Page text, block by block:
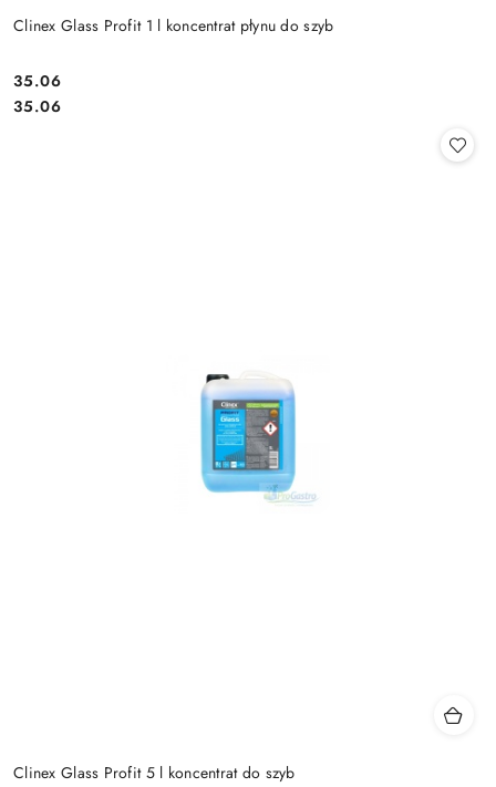
Clinex Glass Profit 1 l koncentrat płynu do szyb
Cena:
35.06
Cena:
35.06
Clinex Glass Profit 5 l koncentrat do szyb